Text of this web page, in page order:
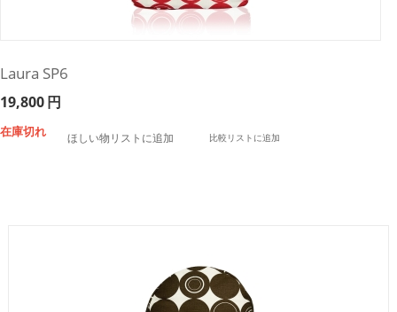
Laura SP6
19,800円
在庫切れ ほしい物リストに追加 比較リストに追加